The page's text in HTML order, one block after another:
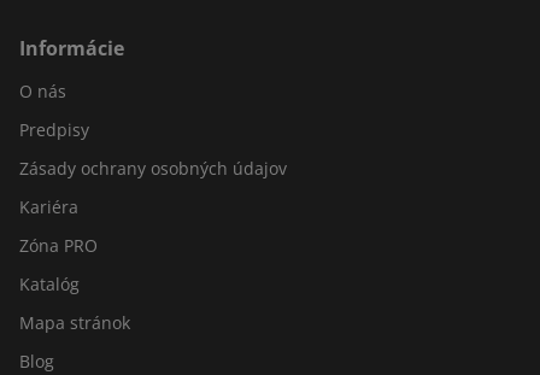
Informácie
O nás
Predpisy
Zásady ochrany osobných údajov
Kariéra
Zóna PRO
Katalóg
Mapa stránok
Blog